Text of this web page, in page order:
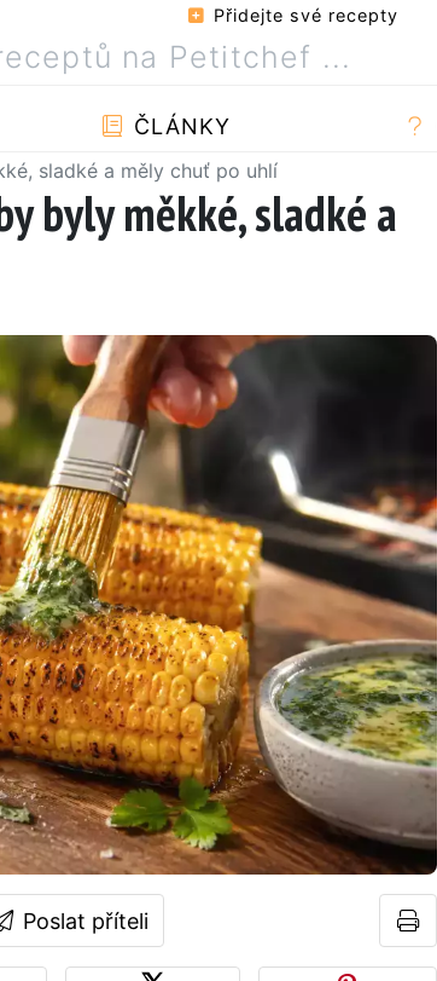
Přidejte své recepty
ČLÁNKY
sladké a měly chuť po uhlí
byly měkké, sladké a
Poslat příteli